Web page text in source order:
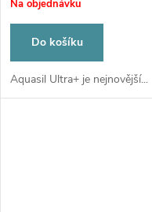
Na objednávku
Do košíku
Aquasil Ultra+ je nejnovější...